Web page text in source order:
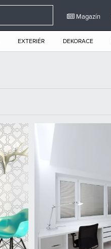
Magazín
EXTERIÉR DEKORACE